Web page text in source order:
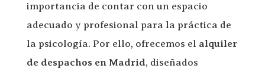
importancia de contar con un espacio
adecuado y profesional para la práctica de
la psicología. Por ello, ofrecemos el alquiler
de despachosen Madrid, diseñados